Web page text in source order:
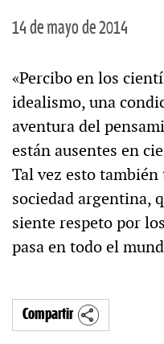
14 de mayo de 2014
«Percibo en los
idealismo, una
aventura del
están ausentes en
Tal vez esto
sociedad argentina,
siente respeto por
pasa en todo el
Compartir